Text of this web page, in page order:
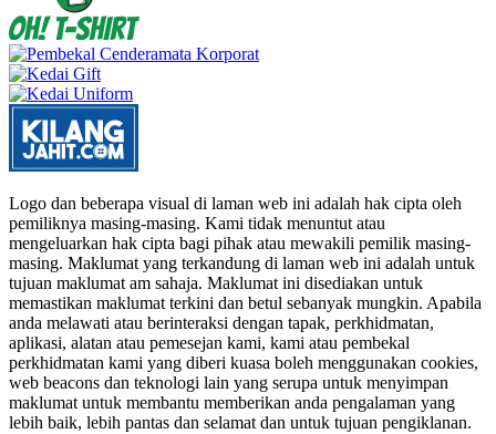
Logo dan beberapa visual di laman web ini adalah hak cipta oleh
pemiliknya masing-masing. Kami tidak menuntut atau
mengeluarkan hak cipta bagi pihak atau mewakili pemilik masing-
masing. Maklumat yang terkandung di laman web ini adalah untuk
tujuan maklumat am sahaja. Maklumat ini disediakan untuk
memastikan maklumat terkini dan betul sebanyak mungkin. Apabila
anda melawati atau berinteraksi dengan tapak, perkhidmatan,
aplikasi, alatan atau pemesejan kami, kami atau pembekal
perkhidmatan kami yang diberi kuasa boleh menggunakan cookies,
web beacons dan teknologi lain yang serupa untuk menyimpan
maklumat untuk membantu memberikan anda pengalaman yang
lebih baik, lebih pantas dan selamat dan untuk tujuan pengiklanan.